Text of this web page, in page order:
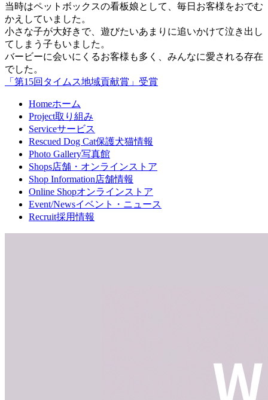
当時はペットボックスの看板娘として、毎日お客様をおでむ
かえしていました。
小さな子が大好きで、遊びたいあまりに追いかけて泣き出し
てしまう子もいました。
バービーに会いにくるお客様も多く、みんなに愛される存在
でした。
「第15回タイムス地域貢献賞」受賞
Homeホーム
Project取り組み
Serviceサービス
Rescued Dog Cat保護犬猫情報
Photo Gallery写真館
Shops店舗・オンラインストア
Shop Information店舗情報
Online Shopオンラインストア
Event/Newsイベント・ニュース
Recruit採用情報